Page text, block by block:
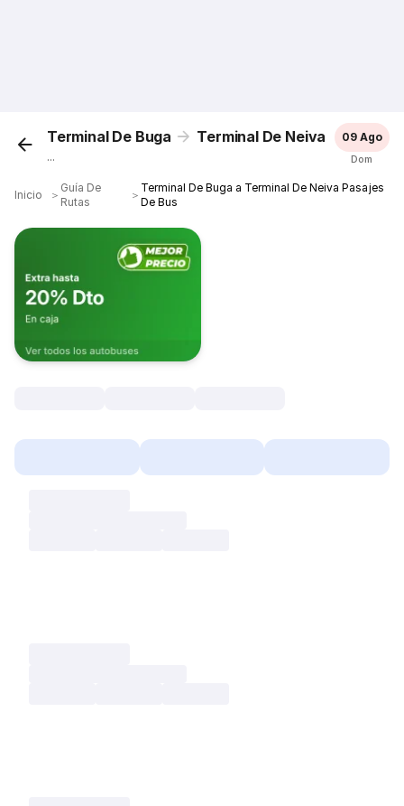
Terminal De Buga Terminal De Neiva
...
09 Ago
Dom
Inicio ＞
Guía De
Rutas
＞
Terminal De Buga a Terminal De Neiva Pasajes
De Bus